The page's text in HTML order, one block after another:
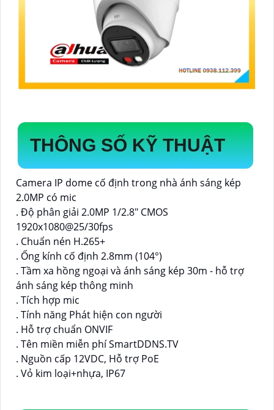
THÔNG SỐ KỸ THUẬT
Camera IP dome cố định trong nhà ánh sáng kép
2.0MP có mic
. Độ phân giải 2.0MP 1/2.8" CMOS
1920x1080@25/30fps
. Chuẩn nén H.265+
. Ống kính cố định 2.8mm (104°)
. Tầm xa hồng ngoại và ánh sáng kép 30m - hỗ trợ
ánh sáng kép thông minh
. Tích hợp mic
. Tính năng Phát hiện con người
. Hỗ trợ chuẩn ONVIF
. Tên miền miễn phí SmartDDNS.TV
. Nguồn cấp 12VDC, Hỗ trợ PoE
. Vỏ kim loại+nhựa, IP67